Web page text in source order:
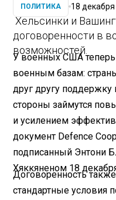
ПОЛИТИКА 18 декабря
Хельсинки и
договоренности в
возможностей.
У военных США
военным базам:
друг другу
стороны займутся
и усилением
документ Defence
подписанный Энтони
Хяккяненом 18
Договоренность
стандартные условия